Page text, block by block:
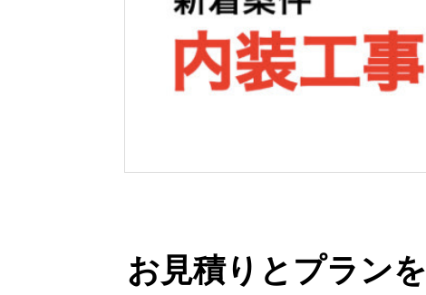
お見積りとプランを